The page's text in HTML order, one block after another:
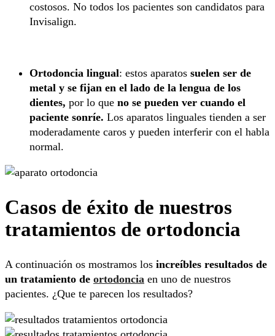
costosos. No todos los pacientes son candidatos para
Invisalign.
Ortodoncia lingual: estos aparatos suelen ser de
metal y se fijan en el lado de la lengua de los
dientes, por lo que no se pueden ver cuando el
paciente sonríe. Los aparatos linguales tienden a ser
moderadamente caros y pueden interferir con el habla
normal.
Casos de éxito de nuestros
tratamientos de ortodoncia
A continuación os mostramos los increíbles resultados de
un tratamiento de ortodoncia en uno de nuestros
pacientes. ¿Que te parecen los resultados?